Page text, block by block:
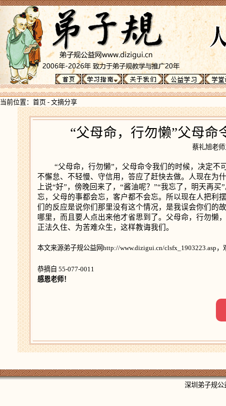
当前位置： 首页 - 文摘分享
“父母命，行勿懒”父母
蔡礼旭老
“父母命，行勿懒”，父母命令我们的时候，决定不
不懈怠、不轻慢、守信用，答应了赶快去做。人现在为
上说“好”，傍晚回来了，“酱油呢？”“我忘了，明天再
忘，父母的事都会忘，客户都不会忘。所以现在人把利
们的反应是说你们那里没有这个情况，是我误会你们的
哪里，而且要人点出来他才省思到了。父母命，行勿懒
正法久住、为苦难众生，这样教诲我们。
本文来源弟子规公益网http://www.dizigui.cn/clsfx_1903223.asp，
恭摘自 55-077-0011
感恩老师！
深圳弟子规